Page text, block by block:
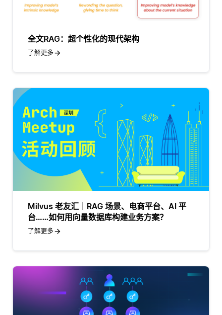
全文RAG：超个性化的现代架构
了解更多
Milvus 老友汇｜RAG 场景、电商平台、AI 平
台……如何用向量数据库构建业务方案？
了解更多